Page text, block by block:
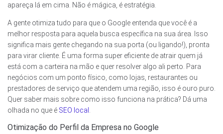
apareça lá em cima. Não é mágica, é estratégia.
A gente otimiza tudo para que o Google entenda que você é a
melhor resposta para aquela busca específica na sua área. Isso
significa mais gente chegando na sua porta (ou ligando!), pronta
para virar cliente. É uma forma super eficiente de atrair quem já
está com a carteira na mão e quer resolver algo ali perto. Para
negócios com um ponto físico, como lojas, restaurantes ou
prestadores de serviço que atendem uma região, isso é ouro puro.
Quer saber mais sobre como isso funciona na prática? Dá uma
olhada no que é SEO local
Otimização do Perfil da Empresa no Google